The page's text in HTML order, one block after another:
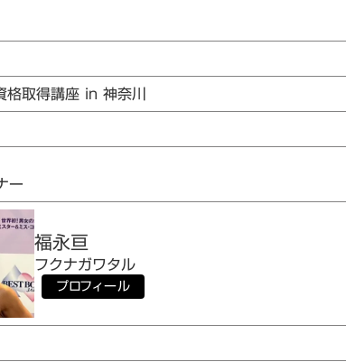
格取得講座 in 神奈川
ー
福永亘
フクナガワタル
プロフィール